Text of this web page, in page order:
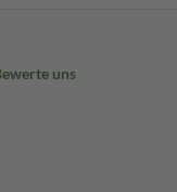
uns